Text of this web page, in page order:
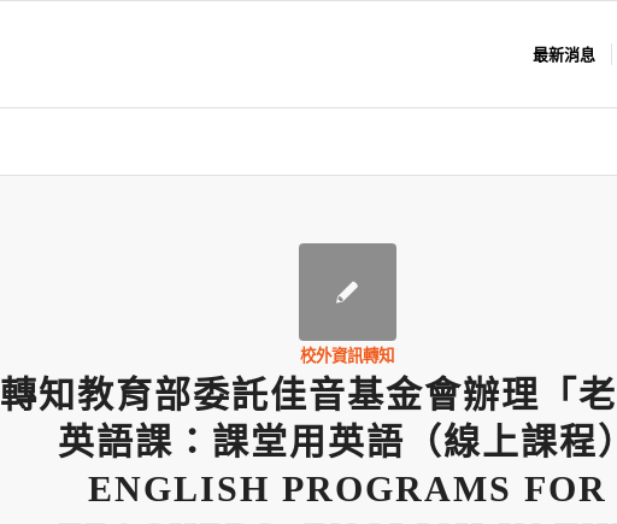
最新消息
校外資訊轉知
轉知教育部委託佳音基金會辦理「
英語課：課堂用英語（線上課程
ENGLISH PROGRAMS FOR